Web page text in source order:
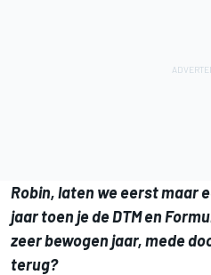
Robin, laten we eerst maar
jaar toen je de DTM en
zeer bewogen jaar, mede
terug?